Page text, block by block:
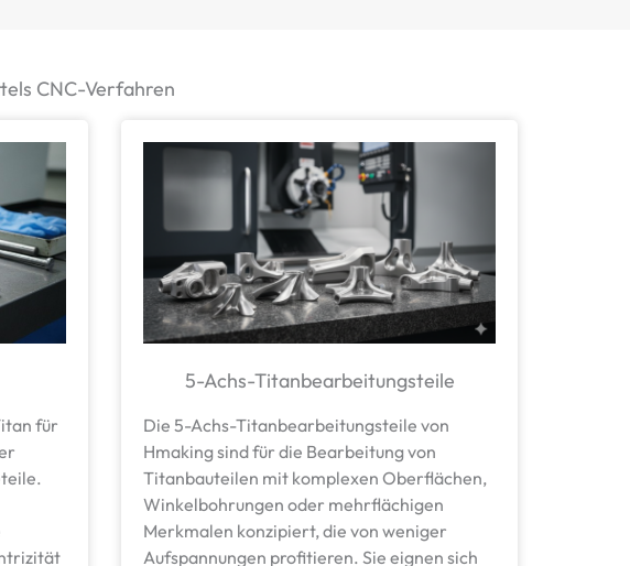
CNC-Verfahren
für
5-Achs-Titanbearbeitungsteile
Die 5-Achs-Titanbearbeitungsteile von
Hmaking sind für die Bearbeitung von
Titanbauteilen mit komplexen Oberflächen,
Winkelbohrungen oder mehrflächigen
Merkmalen konzipiert, die von weniger
Aufspannungen profitieren. Sie eignen sich